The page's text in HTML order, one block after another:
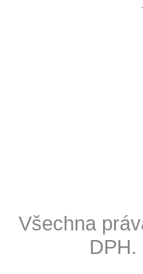
Všechna
DPH.